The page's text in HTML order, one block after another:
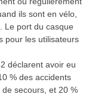
ils sont en vélo,
Le port du casque
pour les utilisateurs
déclarent avoir eu
% des accidents
de secours, et 20 %